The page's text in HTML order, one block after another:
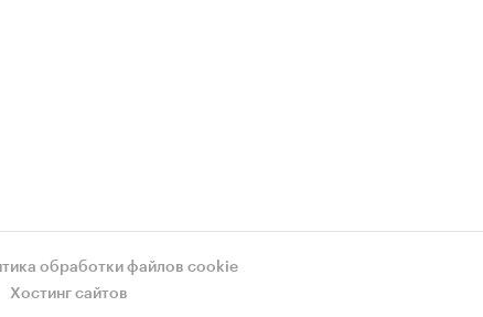
обработки файлов cookie
Хостинг сайтов